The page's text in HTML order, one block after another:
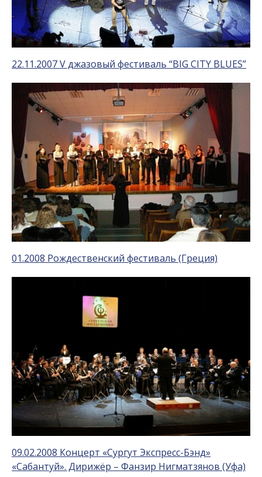
22.11.2007 V джазовый фестиваль “BIG CITY BLUES”
01.2008 Рождественский фестиваль (Греция)
09.02.2008 Концерт «Сургут Экспресс-Бэнд»
«Сабантуй». Дирижёр – Фанзир Нигматзянов (Уфа)